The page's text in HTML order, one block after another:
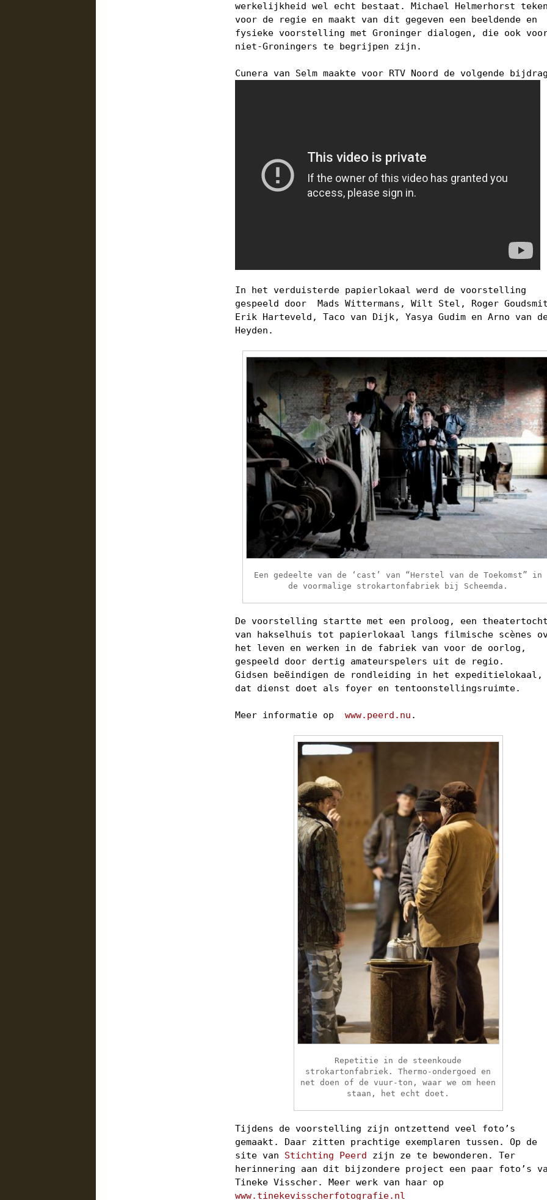
werkelijkheid wel echt bestaat. Michael Helmerhorst
voor de regie en maakt van dit gegeven een beeldende en
fysieke voorstelling met Groninger dialogen, die ook
niet-Groningers te begrijpen zijn.
Cunera van Selm maakte voor RTV Noord de volgende
In het verduisterde papierlokaal werd de voorstelling
gespeeld door Mads Wittermans, Wilt Stel, Roger
Erik Harteveld, Taco van Dijk, Yasya Gudim en Arno van
Heyden.
Een gedeelte van de ‘cast’ van “Herstel van de Toekomst” in
de voormalige strokartonfabriek bij Scheemda.
De voorstelling startte met een proloog, een
van hakselhuis tot papierlokaal langs filmische scènes
het leven en werken in de fabriek van voor de oorlog,
gespeeld door dertig amateurspelers uit de regio.
Gidsen beëindigen de rondleiding in het expeditielokaal,
dat dienst doet als foyer en tentoonstellingsruimte.
Meer informatie opwww.peerd.nu .
Repetitie in de steenkoude
strokartonfabriek. Thermo-ondergoed en
net doen of de vuur-ton, waar we om heen
staan, het echt doet.
Tijdens de voorstelling zijn ontzettend veel foto’s
gemaakt. Daar zitten prachtige exemplaren tussen. Op de
site van Stichting Peerd
zijn ze te bewonderen. Ter
herinnering aan dit bijzondere project een paar foto’s
Tineke Visscher. Meer werk van haar op
www.tinekevisscherfotografie.nl